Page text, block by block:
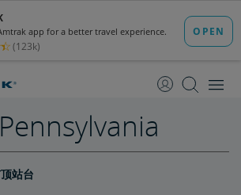
至
至
站台